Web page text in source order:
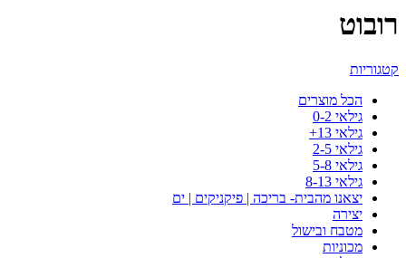
רובוט
קטגוריות
הכל מוצרים
גילאי 0-2
גילאי 13+
גילאי 2-5
גילאי 5-8
גילאי 8-13
יצאנו מהבית- בריכה | פיקניקים | ים
יצירה
מטבח ובישול
מכוניות